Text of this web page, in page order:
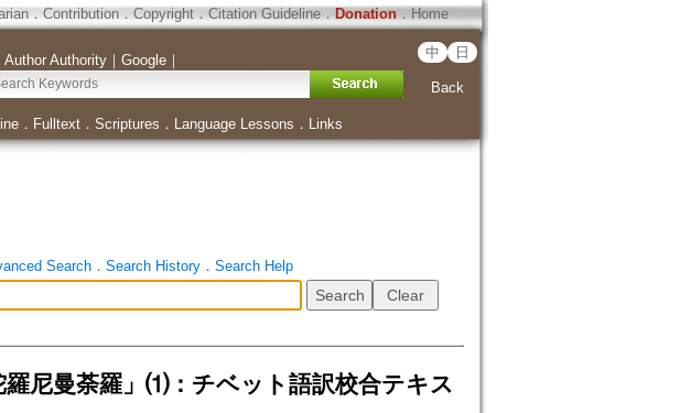
． Contribution．Copyright．Citation Guideline． Donation．Home
Author Authority｜ Google｜ 中 日
Back
． Fulltext． Scriptures ． Language Lessons ． Links
Search． Search History． Search Help
尼曼荼羅」⑴：チベット語訳校合テキス